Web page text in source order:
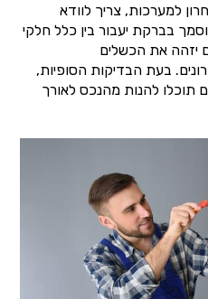
למערכות, צריך לוודא
בברקת יעבור בין כלל חלקי
יזהה את הכשלים
בעת הבדיקות הסופיות,
תוכלו להנות מהנכס לאורך